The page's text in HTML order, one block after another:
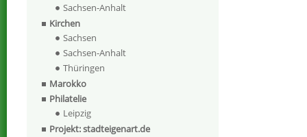
Sachsen-Anhalt
Kirchen
Sachsen
Sachsen-Anhalt
Thüringen
Marokko
Philatelie
Leipzig
Projekt: stadteigenart.de